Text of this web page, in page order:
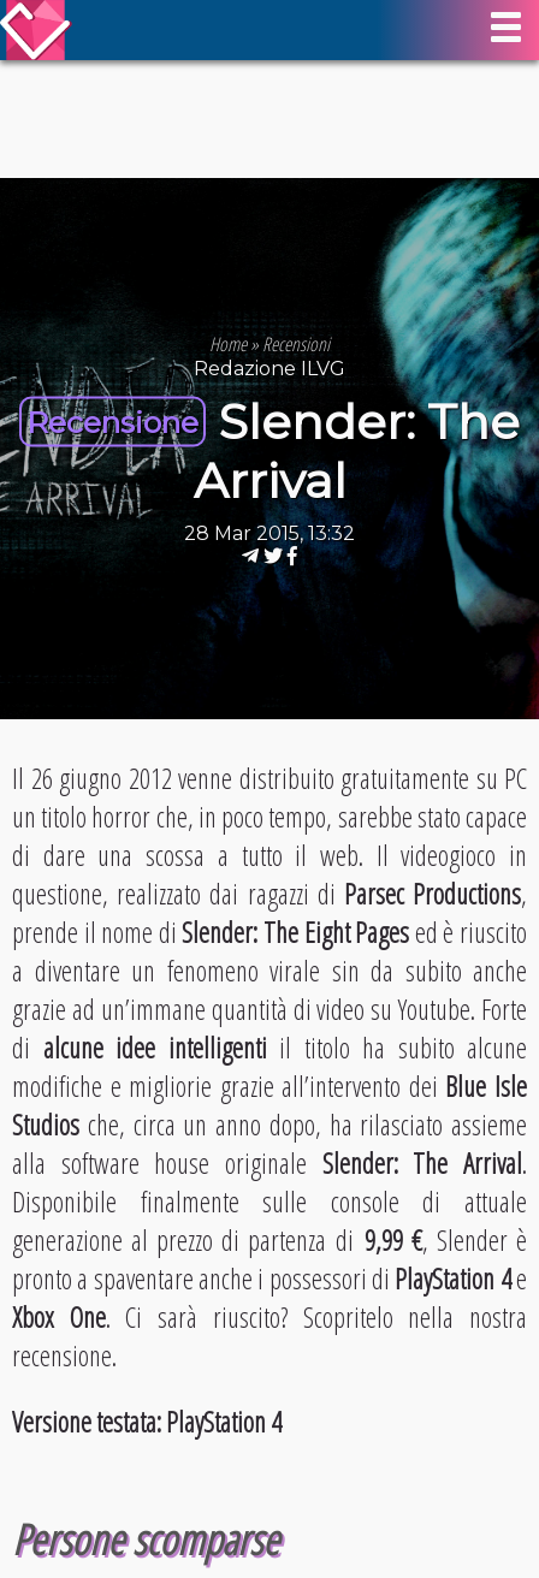
Home»Recensioni
Redazione ILVG
Recensione Slender: The
Arrival
28 Mar 2015, 13:32
Il 26 giugno 2012 venne distribuito gratuitamente su PC
un titolo horror che, in poco tempo, sarebbe stato capace
di dare una scossa a tutto il web. Il videogioco in
questione, realizzato dai ragazzi di Parsec Productions,
prende il nome diSlender: The Eight Pagesed è riuscito
a diventare un fenomeno virale sin da subito anche
grazie ad un’immane quantità di video su Youtube. Forte
di alcune idee intelligenti il titolo ha subito alcune
modifiche e migliorie grazie all’intervento dei Blue Isle
Studios che, circa un anno dopo, ha rilasciato assieme
alla software house originale Slender: The Arrival.
Disponibile finalmente sulle console di attuale
generazione al prezzo di partenza di 9,99 €, Slender è
pronto a spaventare anche i possessori di PlayStation 4e
Xbox One. Ci sarà riuscito? Scopritelo nella nostra
recensione.
Versione testata: PlayStation 4
Persone scomparse